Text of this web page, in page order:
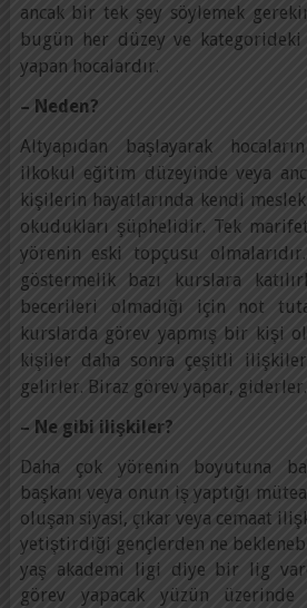
ancak bir tek şey söylemek
bugün her düzey ve kategorideki
yapan hocalardır.
– Neden?
Altyapıdan başlayarak
ilkokul eğitim düzeyinde veya
kişilerin hayatlarında kendi
okudukları şüphelidir. Tek
yörenin eski topçusu
göstermelik bazı kurslara
becerileri olmadığı için not
kurslarda görev yapmış bir kişi
kişiler daha sonra çeşitli
gelirler. Biraz görev yapar, giderler.
– Ne gibi ilişkiler?
Daha çok yörenin boyutuna
başkanı veya onun iş yaptığı
oluşan siyasi, çıkar veya cemaat
yetiştirdiği gençlerden ne
yaş akademi ligi diye bir lig
görev yapacak yüzün